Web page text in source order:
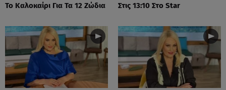
Το Καλοκαίρι Για Τα 12 Ζώδια
Στις 13:10 Στο Star